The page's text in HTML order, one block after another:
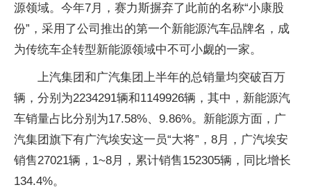
源领域。今年7月，赛力斯摒弃了此前的名称“小康股
份”，采用了公司推出的第一个新能源汽车品牌名，成
为传统车企转型新能源领域中不可小觑的一家。
上汽集团和广汽集团上半年的总销量均突破百万
辆，分别为2234291辆和1149926辆，其中，新能源汽
车销量占比分别为17.58%、9.86%。新能源方面，广
汽集团旗下有广汽埃安这一员“大将”，8月，广汽埃安
销售27021辆，1~8月，累计销售152305辆，同比增长
134.4%。